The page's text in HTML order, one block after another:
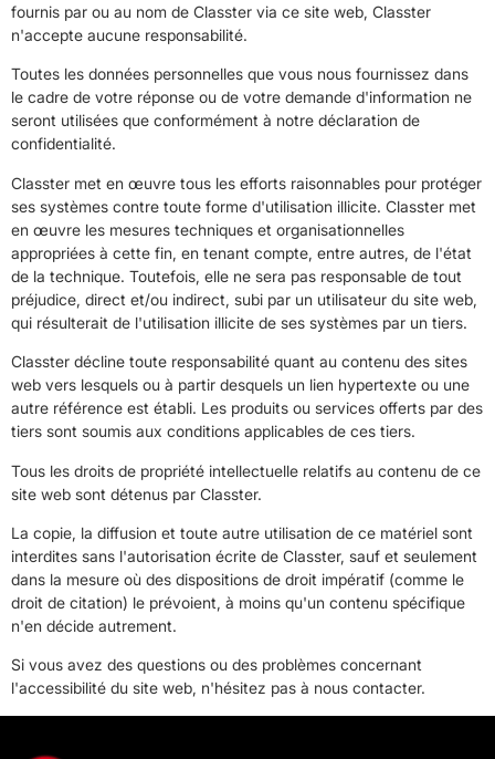
fournis par ou au nom de Classter via ce site web, Classter
n'accepte aucune responsabilité.
Toutes les données personnelles que vous nous fournissez dans
le cadre de votre réponse ou de votre demande d'information ne
seront utilisées que conformément à notre déclaration de
confidentialité.
Classter met en œuvre tous les efforts raisonnables pour protéger
ses systèmes contre toute forme d'utilisation illicite. Classter met
en œuvre les mesures techniques et organisationnelles
appropriées à cette fin, en tenant compte, entre autres, de l'état
de la technique. Toutefois, elle ne sera pas responsable de tout
préjudice, direct et/ou indirect, subi par un utilisateur du site web,
qui résulterait de l'utilisation illicite de ses systèmes par un tiers.
Classter décline toute responsabilité quant au contenu des sites
web vers lesquels ou à partir desquels un lien hypertexte ou une
autre référence est établi. Les produits ou services offerts par des
tiers sont soumis aux conditions applicables de ces tiers.
Tous les droits de propriété intellectuelle relatifs au contenu de ce
site web sont détenus par Classter.
La copie, la diffusion et toute autre utilisation de ce matériel sont
interdites sans l'autorisation écrite de Classter, sauf et seulement
dans la mesure où des dispositions de droit impératif (comme le
droit de citation) le prévoient, à moins qu'un contenu spécifique
n'en décide autrement.
Si vous avez des questions ou des problèmes concernant
l'accessibilité du site web, n'hésitez pas à nous contacter.